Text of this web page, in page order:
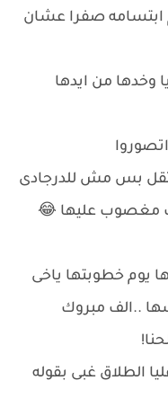
صفرا عشان
وخدها من ايدها
اتقل بس مش للدرجادى
مغصوب عليها 😂
يوم خطوبتها ياخى
..الف مبروك
الطلاق غبى بقوله